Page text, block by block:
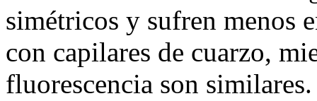
simétricos y sufren menos
con capilares de cuarzo,
fluorescencia son